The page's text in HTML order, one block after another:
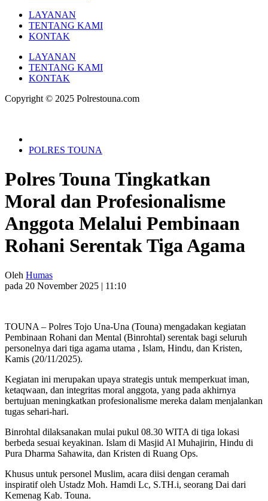
LAYANAN
TENTANG KAMI
KONTAK
LAYANAN
TENTANG KAMI
KONTAK
Copyright © 2025 Polrestouna.com
POLRES TOUNA
Polres Touna Tingkatkan
Moral dan Profesionalisme
Anggota Melalui Pembinaan
Rohani Serentak Tiga Agama
Oleh Humas
pada 20 November 2025 | 11:10
TOUNA – Polres Tojo Una-Una (Touna) mengadakan kegiatan
Pembinaan Rohani dan Mental (Binrohtal) serentak bagi seluruh
personelnya dari tiga agama utama , Islam, Hindu, dan Kristen,
Kamis (20/11/2025).
Kegiatan ini merupakan upaya strategis untuk memperkuat iman,
ketaqwaan, dan integritas moral anggota, yang pada akhirnya
bertujuan meningkatkan profesionalisme mereka dalam menjalankan
tugas sehari-hari.
Binrohtal dilaksanakan mulai pukul 08.30 WITA di tiga lokasi
berbeda sesuai keyakinan. Islam di Masjid Al Muhajirin, Hindu di
Pura Dharma Sahawita, dan Kristen di Ruang Ops.
Khusus untuk personel Muslim, acara diisi dengan ceramah
inspiratif oleh Ustadz Moh. Hamdi Lc, S.TH.i, seorang Dai dari
Kemenag Kab. Touna.